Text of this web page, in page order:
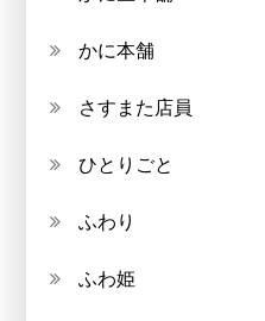
かに本舗
さすまた店員
ひとりごと
ふわり
ふわ姫